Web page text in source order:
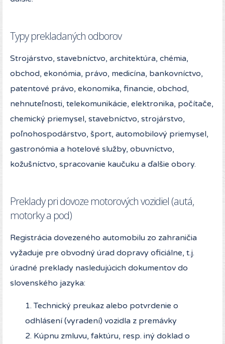
Typy prekladaných odborov
Strojárstvo, stavebníctvo, architektúra, chémia,
obchod, ekonómia, právo, medicína, bankovníctvo,
patentové právo, ekonomika, financie, obchod,
nehnuteľnosti, telekomunikácie, elektronika, počítače,
chemický priemysel, stavebníctvo, strojárstvo,
poľnohospodárstvo, šport, automobilový priemysel,
gastronómia a hotelové služby, obuvníctvo,
kožušníctvo, spracovanie kaučuku a ďalšie obory.
Preklady pri dovoze motorových vozidiel (autá,
motorky a pod)
Registrácia dovezeného automobilu zo zahraničia
vyžaduje pre obvodný úrad dopravy oficiálne, t.j.
úradné preklady nasledujúcich dokumentov do
slovenského jazyka:
1. Technický preukaz alebo potvrdenie o
odhlásení (vyradení) vozidla z premávky
2. Kúpnu zmluvu, faktúru, resp. iný doklad o